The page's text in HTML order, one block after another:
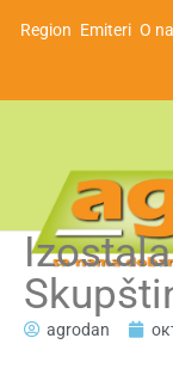
Region Emiteri O
agrodan